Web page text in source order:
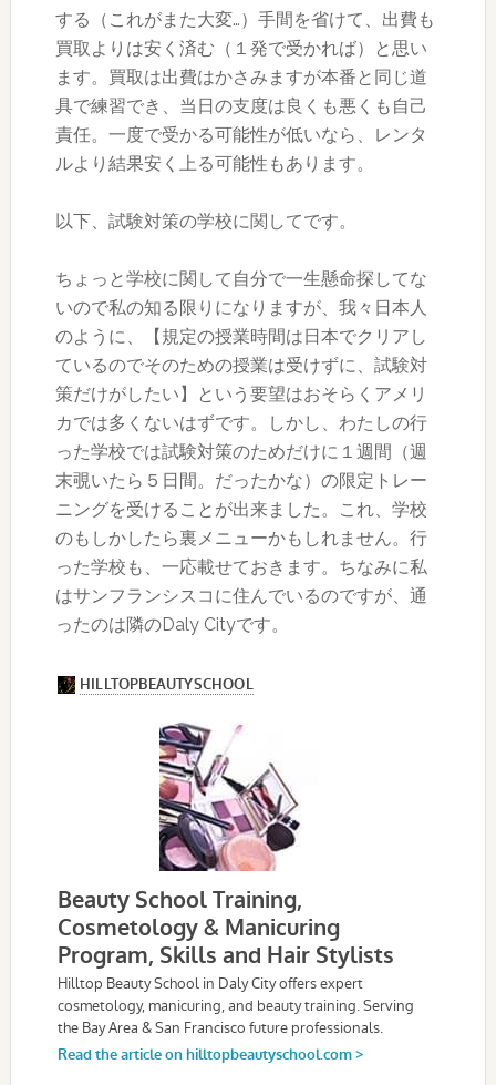
する（これがまた大変…）手間を省けて、出費も
買取よりは安く済む（１発で受かれば）と思い
ます。買取は出費はかさみますが本番と同じ道
具で練習でき、当日の支度は良くも悪くも自己
責任。一度で受かる可能性が低いなら、レンタ
ルより結果安く上る可能性もあります。
以下、試験対策の学校に関してです。
ちょっと学校に関して自分で一生懸命探してな
いので私の知る限りになりますが、我々日本人
のように、【規定の授業時間は日本でクリアし
ているのでそのための授業は受けずに、試験対
策だけがしたい】という要望はおそらくアメリ
カでは多くないはずです。しかし、わたしの行
った学校では試験対策のためだけに１週間（週
末覗いたら５日間。だったかな）の限定トレー
ニングを受けることが出来ました。これ、学校
のもしかしたら裏メニューかもしれません。行
った学校も、一応載せておきます。ちなみに私
はサンフランシスコに住んでいるのですが、通
ったのは隣のDaly Cityです。